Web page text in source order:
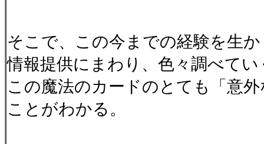
そこで、この今までの経験を生
情報提供にまわり、色々調べてい
この魔法のカードのとても「意
ことがわかる。